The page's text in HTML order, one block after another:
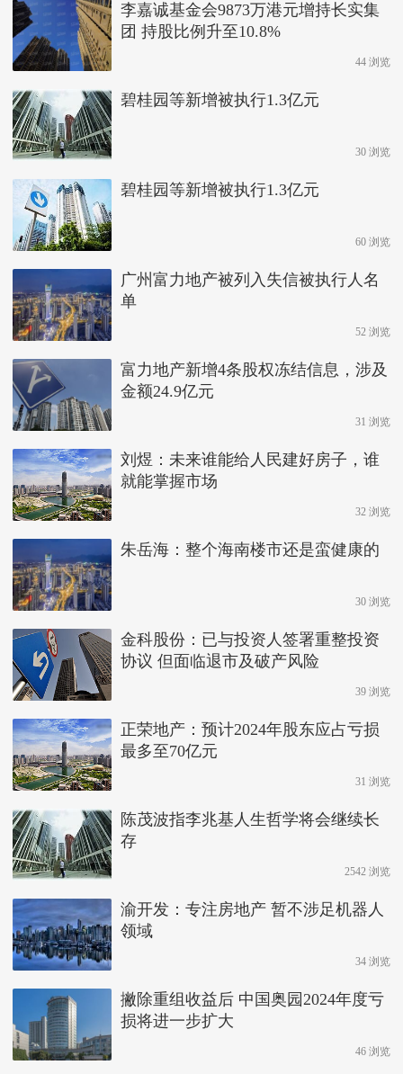
李嘉诚基金会9873万港元增持长实集
团 持股比例升至10.8%
44 浏览
碧桂园等新增被执行1.3亿元
30 浏览
碧桂园等新增被执行1.3亿元
60 浏览
广州富力地产被列入失信被执行人名
单
52 浏览
富力地产新增4条股权冻结信息，涉及
金额24.9亿元
31 浏览
刘煜：未来谁能给人民建好房子，谁
就能掌握市场
32 浏览
朱岳海：整个海南楼市还是蛮健康的
30 浏览
金科股份：已与投资人签署重整投资
协议 但面临退市及破产风险
39 浏览
正荣地产：预计2024年股东应占亏损
最多至70亿元
31 浏览
陈茂波指李兆基人生哲学将会继续长
存
2542 浏览
渝开发：专注房地产 暂不涉足机器人
领域
34 浏览
撇除重组收益后 中国奥园2024年度亏
损将进一步扩大
46 浏览